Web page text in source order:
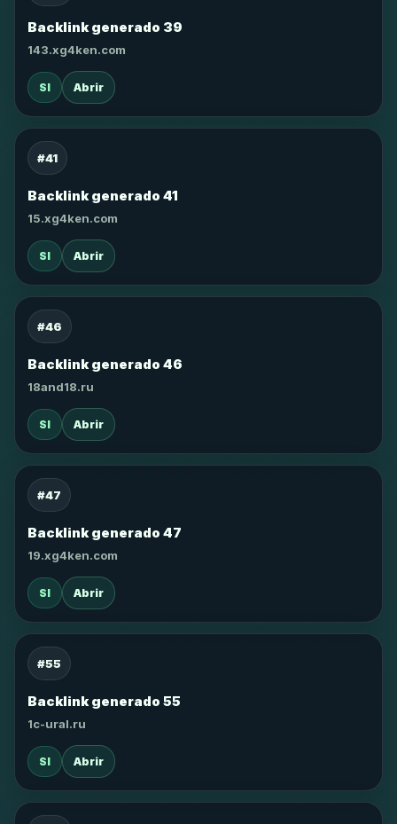
Backlink generado 39
143.xg4ken.com
SI Abrir
#41
Backlink generado 41
15.xg4ken.com
SI Abrir
#46
Backlink generado 46
18and18.ru
SI Abrir
#47
Backlink generado 47
19.xg4ken.com
SI Abrir
#55
Backlink generado 55
1c-ural.ru
SI Abrir